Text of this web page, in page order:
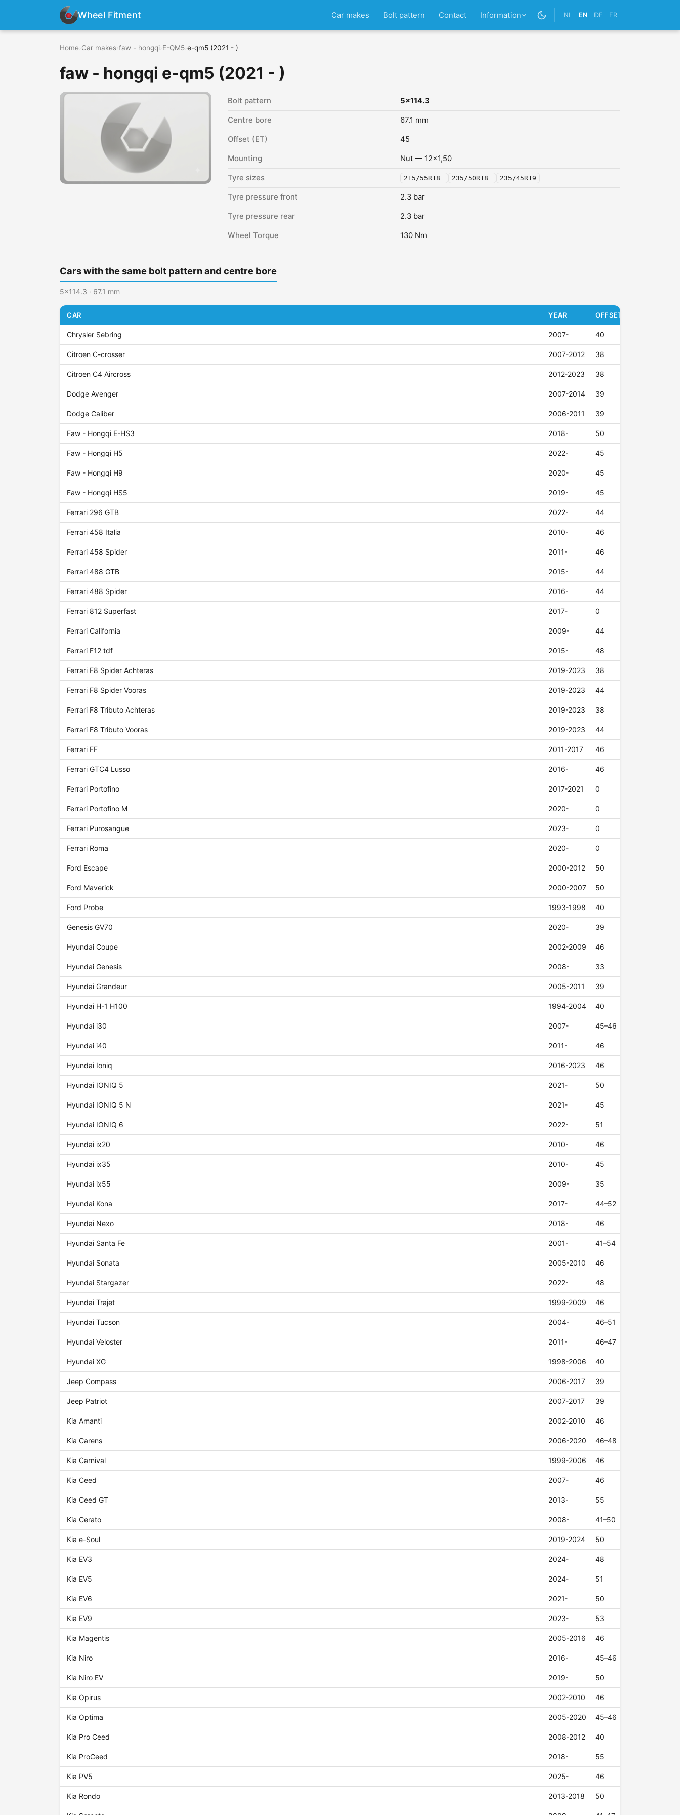
Wheel Fitment Car makes Bolt pattern Contact Information NL EN DE FR
Home Car makes faw - hongqi E-QM5 e-qm5 (2021 - )
faw - hongqi e-qm5 (2021 - )
Bolt pattern 5x114.3
Centre bore 67.1 mm
Offset (ET) 45
Mounting Nut — 12x1,50
Tyre sizes 215/55R18 235/50R18 235/45R19
Tyre pressure front 2.3 bar
Tyre pressure rear 2.3 bar
Wheel Torque 130 Nm
Cars with the same bolt pattern and centre bore
5x114.3 · 67.1 mm
CAR YEAR OFFSET (ET)
Chrysler Sebring 2007- 40
Citroen C-crosser 2007-2012 38
Citroen C4 Aircross 2012-2023 38
Dodge Avenger 2007-2014 39
Dodge Caliber 2006-2011 39
Faw - Hongqi E-HS3 2018- 50
Faw - Hongqi H5 2022- 45
Faw - Hongqi H9 2020- 45
Faw - Hongqi HS5 2019- 45
Ferrari 296 GTB 2022- 44
Ferrari 458 Italia 2010- 46
Ferrari 458 Spider 2011- 46
Ferrari 488 GTB 2015- 44
Ferrari 488 Spider 2016- 44
Ferrari 812 Superfast 2017- 0
Ferrari California 2009- 44
Ferrari F12 tdf 2015- 48
Ferrari F8 Spider Achteras 2019-2023 38
Ferrari F8 Spider Vooras 2019-2023 44
Ferrari F8 Tributo Achteras 2019-2023 38
Ferrari F8 Tributo Vooras 2019-2023 44
Ferrari FF 2011-2017 46
Ferrari GTC4 Lusso 2016- 46
Ferrari Portofino 2017-2021 0
Ferrari Portofino M 2020- 0
Ferrari Purosangue 2023- 0
Ferrari Roma 2020- 0
Ford Escape 2000-2012 50
Ford Maverick 2000-2007 50
Ford Probe 1993-1998 40
Genesis GV70 2020- 39
Hyundai Coupe 2002-2009 46
Hyundai Genesis 2008- 33
Hyundai Grandeur 2005-2011 39
Hyundai H-1 H100 1994-2004 40
Hyundai i30 2007- 45–46
Hyundai i40 2011- 46
Hyundai Ioniq 2016-2023 46
Hyundai IONIQ 5 2021- 50
Hyundai IONIQ 5 N 2021- 45
Hyundai IONIQ 6 2022- 51
Hyundai ix20 2010- 46
Hyundai ix35 2010- 45
Hyundai ix55 2009- 35
Hyundai Kona 2017- 44–52
Hyundai Nexo 2018- 46
Hyundai Santa Fe 2001- 41–54
Hyundai Sonata 2005-2010 46
Hyundai Stargazer 2022- 48
Hyundai Trajet 1999-2009 46
Hyundai Tucson 2004- 46–51
Hyundai Veloster 2011- 46–47
Hyundai XG 1998-2006 40
Jeep Compass 2006-2017 39
Jeep Patriot 2007-2017 39
Kia Amanti 2002-2010 46
Kia Carens 2006-2020 46–48
Kia Carnival 1999-2006 46
Kia Ceed 2007- 46
Kia Ceed GT 2013- 55
Kia Cerato 2008- 41–50
Kia e-Soul 2019-2024 50
Kia EV3 2024- 48
Kia EV5 2024- 51
Kia EV6 2021- 50
Kia EV9 2023- 53
Kia Magentis 2005-2016 46
Kia Niro 2016- 45–46
Kia Niro EV 2019- 50
Kia Opirus 2002-2010 46
Kia Optima 2005-2020 45–46
Kia Pro Ceed 2008-2012 40
Kia ProCeed 2018- 55
Kia PV5 2025- 46
Kia Rondo 2013-2018 50